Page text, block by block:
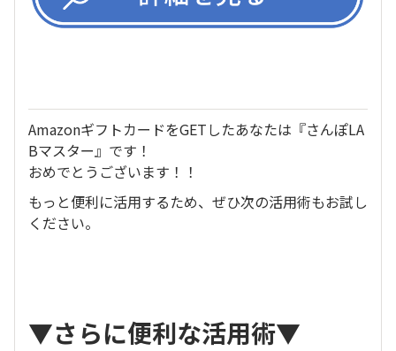
AmazonギフトカードをGETしたあなたは『さんぽLA
Bマスター』です！
おめでとうございます！！
もっと便利に活用するため、ぜひ次の活用術もお試し
ください。
▼さらに便利な活用術▼